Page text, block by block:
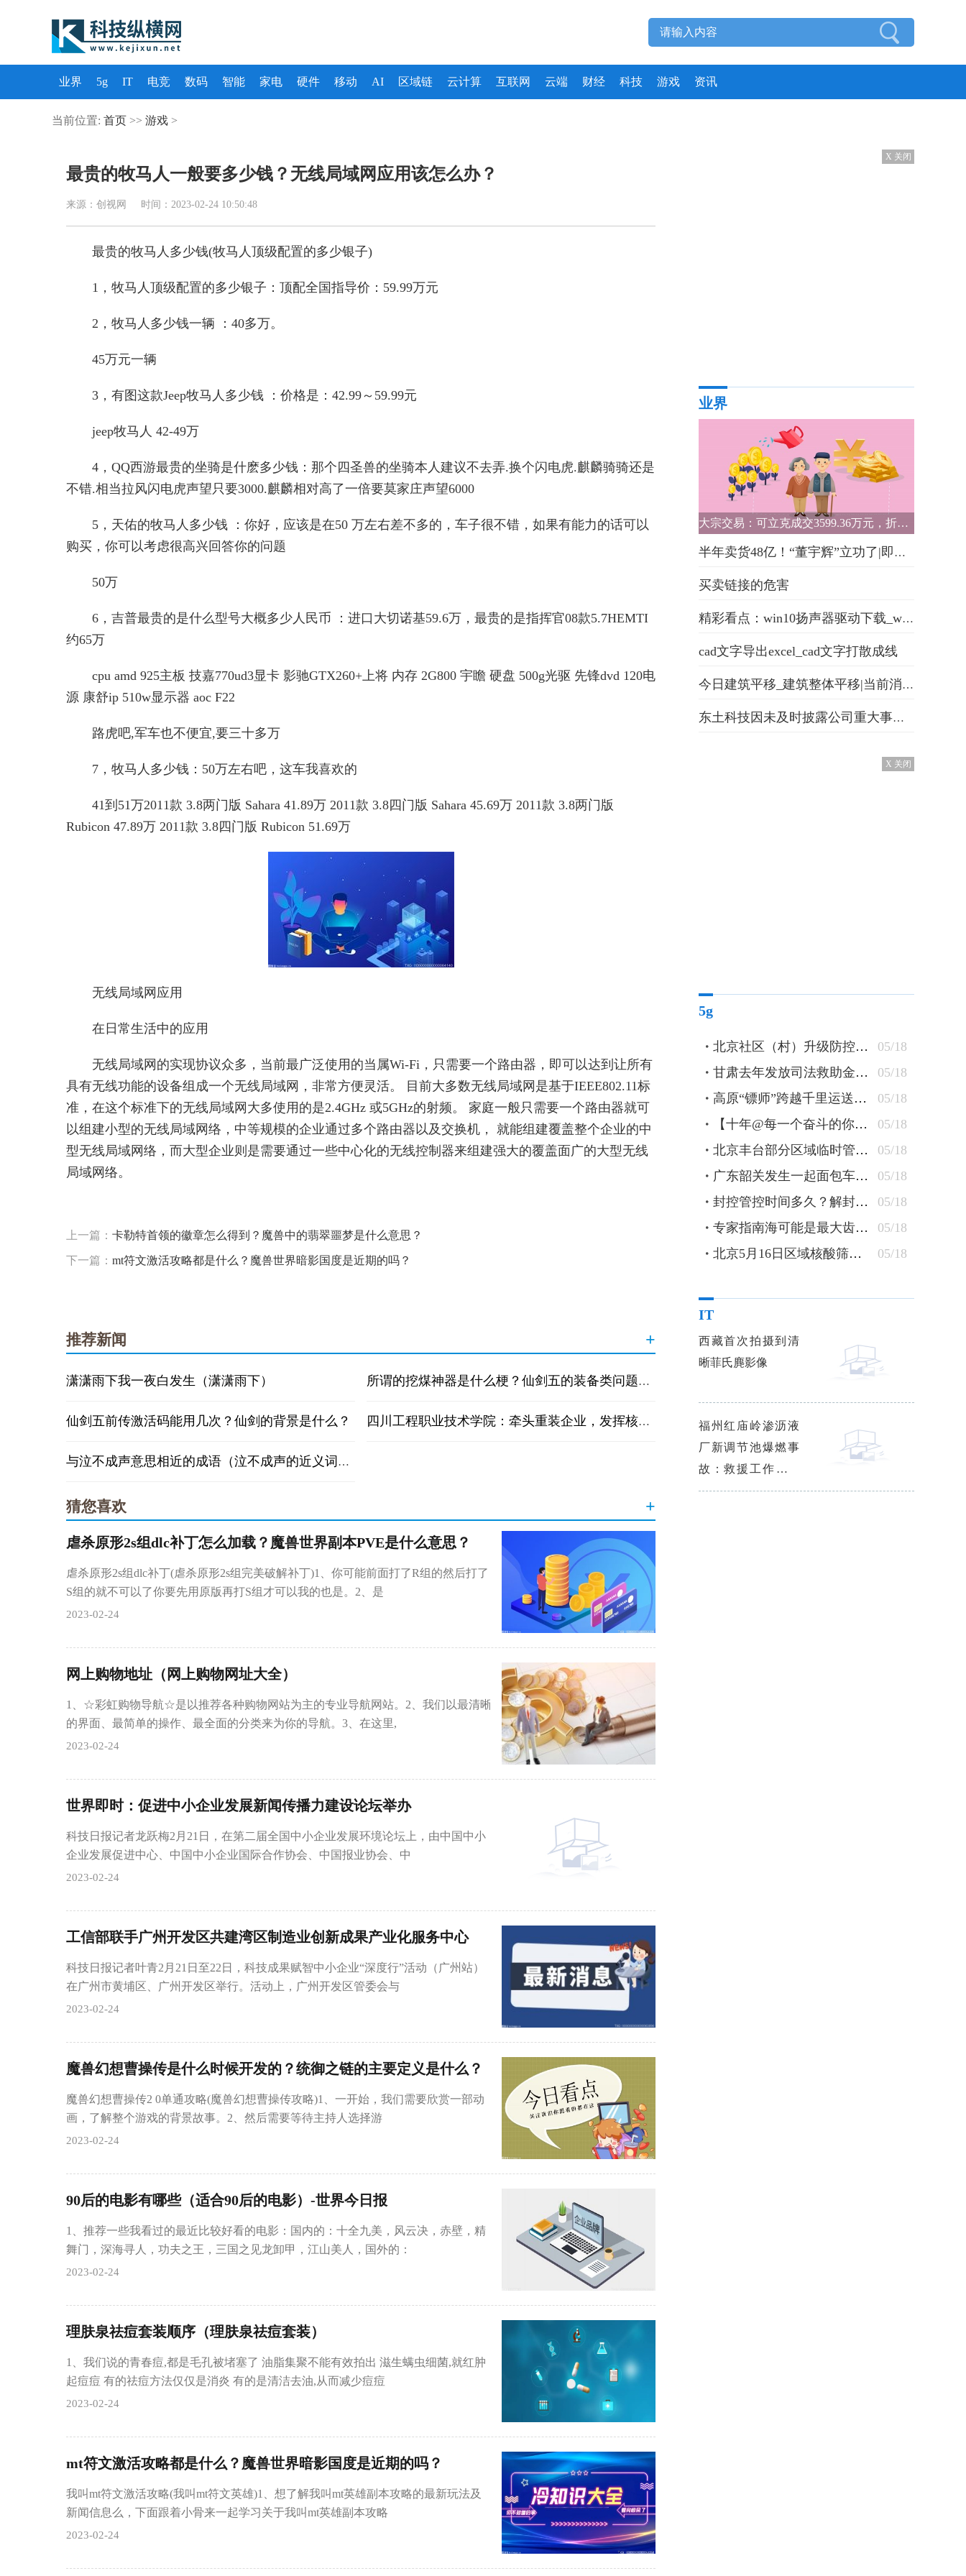
业界 5g IT 电竞 数码 智能 家电 硬件 移动 AI 区域链 云计算 互联网 云端 财经 科技 游戏 资讯
当前位置: 首页 >> 游戏 >
最贵的牧马人一般要多少钱？无线局域网应用该怎么办？
来源：创视网 时间：2023-02-24 10:50:48
最贵的牧马人多少钱(牧马人顶级配置的多少银子)
1，牧马人顶级配置的多少银子：顶配全国指导价：59.99万元
2，牧马人多少钱一辆 ：40多万。
45万元一辆
3，有图这款Jeep牧马人多少钱 ：价格是：42.99～59.99元
jeep牧马人 42-49万
4，QQ西游最贵的坐骑是什麽多少钱：那个四圣兽的坐骑本人建议不去弄.换个闪电虎.麒麟骑骑还是
不错.相当拉风闪电虎声望只要3000.麒麟相对高了一倍要莫家庄声望6000
5，天佑的牧马人多少钱 ：你好，应该是在50 万左右差不多的，车子很不错，如果有能力的话可以
购买，你可以考虑很高兴回答你的问题
50万
6，吉普最贵的是什么型号大概多少人民币 ：进口大切诺基59.6万，最贵的是指挥官08款5.7HEMTI
约65万
cpu amd 925主板 技嘉770ud3显卡 影驰GTX260+上将 内存 2G800 宇瞻 硬盘 500g光驱 先锋dvd 120电
源 康舒ip 510w显示器 aoc F22
路虎吧,军车也不便宜,要三十多万
7，牧马人多少钱：50万左右吧，这车我喜欢的
41到51万2011款 3.8两门版 Sahara 41.89万 2011款 3.8四门版 Sahara 45.69万 2011款 3.8两门版
Rubicon 47.89万 2011款 3.8四门版 Rubicon 51.69万
无线局域网应用
在日常生活中的应用
无线局域网的实现协议众多，当前最广泛使用的当属Wi-Fi，只需要一个路由器，即可以达到让所有
具有无线功能的设备组成一个无线局域网，非常方便灵活。 目前大多数无线局域网是基于IEEE802.11标
准，在这个标准下的无线局域网大多使用的是2.4GHz 或5GHz的射频。 家庭一般只需要一个路由器就可
以组建小型的无线局域网络，中等规模的企业通过多个路由器以及交换机， 就能组建覆盖整个企业的中
型无线局域网络，而大型企业则是需要通过一些中心化的无线控制器来组建强大的覆盖面广的大型无线
局域网络。
上一篇： 卡勒特首领的徽章怎么得到？魔兽中的翡翠噩梦是什么意思？
下一篇： mt符文激活攻略都是什么？魔兽世界暗影国度是近期的吗？
推荐新闻 +
潇潇雨下我一夜白发生（潇潇雨下） 所谓的挖煤神器是什么梗？仙剑五的装备类问题是什么意思？
仙剑五前传激活码能用几次？仙剑的背景是什么？ 四川工程职业技术学院：牵头重装企业，发挥核心优势 热资讯
与泣不成声意思相近的成语（泣不成声的近义词）|全球最资讯
猜您喜欢 +
虐杀原形2s组dlc补丁怎么加载？魔兽世界副本PVE是什么意思？
虐杀原形2s组dlc补丁(虐杀原形2s组完美破解补丁)1、你可能前面打了R组的然后打了
S组的就不可以了你要先用原版再打S组才可以我的也是。2、是
2023-02-24
网上购物地址（网上购物网址大全）
1、☆彩虹购物导航☆是以推荐各种购物网站为主的专业导航网站。2、我们以最清晰
的界面、最简单的操作、最全面的分类来为你的导航。3、在这里,
2023-02-24
世界即时：促进中小企业发展新闻传播力建设论坛举办
科技日报记者龙跃梅2月21日，在第二届全国中小企业发展环境论坛上，由中国中小
企业发展促进中心、中国中小企业国际合作协会、中国报业协会、中
2023-02-24
工信部联手广州开发区共建湾区制造业创新成果产业化服务中心
科技日报记者叶青2月21日至22日，科技成果赋智中小企业“深度行”活动（广州站）
在广州市黄埔区、广州开发区举行。活动上，广州开发区管委会与
2023-02-24
魔兽幻想曹操传是什么时候开发的？统御之链的主要定义是什么？
魔兽幻想曹操传2 0单通攻略(魔兽幻想曹操传攻略)1、一开始，我们需要欣赏一部动
画，了解整个游戏的背景故事。2、然后需要等待主持人选择游
2023-02-24
90后的电影有哪些（适合90后的电影）-世界今日报
1、推荐一些我看过的最近比较好看的电影：国内的：十全九美，风云决，赤壁，精
舞门，深海寻人，功夫之王，三国之见龙卸甲，江山美人，国外的：
2023-02-24
理肤泉祛痘套装顺序（理肤泉祛痘套装）
1、我们说的青春痘,都是毛孔被堵塞了 油脂集聚不能有效拍出 滋生螨虫细菌,就红肿
起痘痘 有的祛痘方法仅仅是消炎 有的是清洁去油,从而减少痘痘
2023-02-24
mt符文激活攻略都是什么？魔兽世界暗影国度是近期的吗？
我叫mt符文激活攻略(我叫mt符文英雄)1、想了解我叫mt英雄副本攻略的最新玩法及
新闻信息么，下面跟着小骨来一起学习关于我叫mt英雄副本攻略
2023-02-24
X 关闭
业界
大宗交易：可立克成交3599.36万元，折价7.33%（02-24）
半年卖货48亿！“董宇辉”立功了|即时焦点
买卖链接的危害
精彩看点：win10扬声器驱动下载_win10扬声器打不开
cad文字导出excel_cad文字打散成线
今日建筑平移_建筑整体平移|当前消息
东土科技因未及时披露公司重大事件被深圳证券交易所采取监管措施
X 关闭
5g
05/18
北京社区（村）升级防控措施 24小时卡口值守查验48小时核酸
05/18
甘肃去年发放司法救助金逾1300万元 防止当事人“因案致贫”
05/18
高原“镖师”跨越千里运送钢轨
05/18
【十年@每一个奋斗的你】蒙古族刺绣匠人：指尖飞花 “绣”出农牧民美好新生活
05/18
北京丰台部分区域临时管控 原则上“足不出户”杜绝聚集
05/18
广东韶关发生一起面包车坠水事件 车上10人全部遇难
05/18
封控管控时间多久？解封条件有哪些？北京疾控详解
05/18
专家指南海可能是最大齿鲸抹香鲸重要繁育场
05/18
北京5月16日区域核酸筛查检出5管混采阳性
IT
西藏首次拍摄到清
晰菲氏麂影像
福州红庙岭渗沥液
厂新调节池爆燃事
故：救援工作已基
本结束